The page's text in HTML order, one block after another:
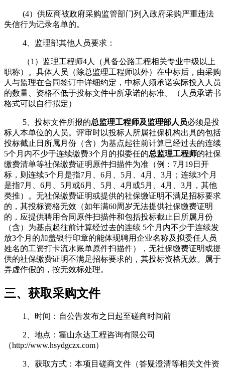
(4）供应商被政府采购监管部门列入政府采购严重违法
失信行为记录名单的。
4、监理部其他人员要求：
（1）监理工程师4人（具备公路工程相关专业中级以上
职称）。具体人员（除总监理工程师以外）在中标后，由采购
人与监理在合同签订中详细约定，中标人须承诺实际投入人员
的数量、资格不低于投标文件中所承诺的标准。（人员承诺书
格式可以自行拟定）
5、投标文件所报的总监理工程师及监理部人员必须是投
标人本单位的人员。评审时以投标人所属社保机构出具的包括
投标截止日所属月份（含）为基点起往前计算已经过去的连续
5个月内不少于连续缴费3个月的拟委任的总监理工程师的社保
缴费清单等社保缴费证明原件扫描件为准（例： 7月19日 开
标，则连续5个月是指7月、6月、5月、4月、3月；连续3个月
是指7月、6月、5月或6月、5月、4月或5月、4月、3月，其他
类推）。无社保缴费证明或提供的社保缴证明不满足招标要求
的，其投标资格无效（如年满60周岁无法提供社保缴费证明
的，应提供聘用合同原件扫描件和包括投标截止日所属月份
（含）为基点起往前计算经过去的连续 5个月内不少于连续发
放3个月的加盖银行印章的能体现聘用企业名称及拟委任人员
姓名的工资打卡流水账单原件扫描件），无社保缴费证明或提
供的社保缴费证明不满足招标要求的，其投标资格无效。属于
弄虚作假的，按无效标处理。
三、获取采购文件
1、时间：自公告发布之日起至磋商时间前
2、地点：霍山永达工程咨询有限公司
（http://www.hsydgczx.com）
3、获取方式：本项目磋商文件（答疑澄清等相关文件资